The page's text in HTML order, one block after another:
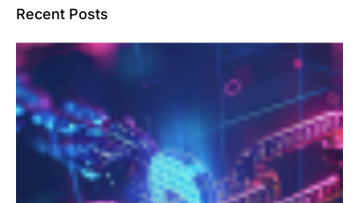
Recent Posts